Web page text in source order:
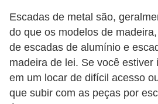
Escadas de metal são,
do que os modelos de
de escadas de alumínio e
madeira de lei. Se você estiver
em um locar de difícil acesso
que subir com as peças por
i
o
s